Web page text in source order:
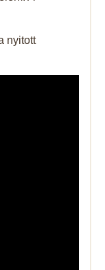
nyitott